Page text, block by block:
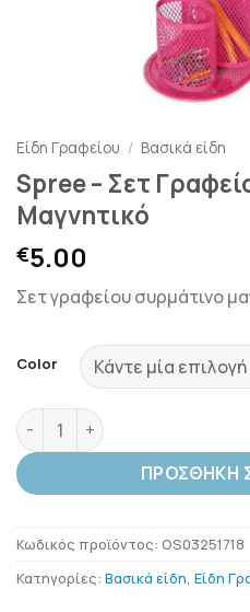
Είδη Γραφείου / Βασικά είδη
Spree – Σετ
Μαγνητικό
€5.00
Σετ γραφείου συρμάτινο
Color
Spree - Σετ Γραφείου
ΠΡΟΣΘΉΚΗ
Κωδικός προϊόντος: OS03251718
Κατηγορίες: Βασικά είδη Είδη